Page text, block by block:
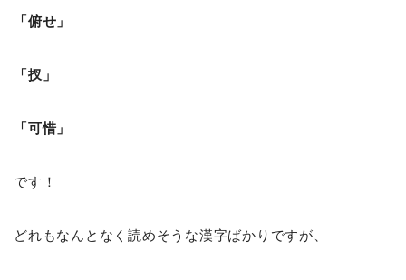
「俯せ」
「扠」
「可惜」
です！
どれもなんとなく読めそうな漢字ばかりですが、